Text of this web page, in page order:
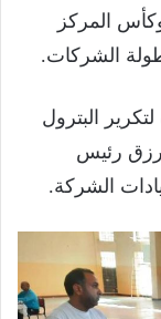
المركز
البترول
رزق رئيس
الشركة.